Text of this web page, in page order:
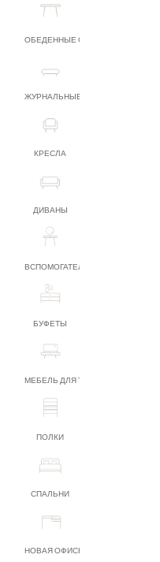
ОБЕДЕННЫЕ СТОЛЫ
ЖУРНАЛЬНЫЕ СТОЛИКИ
КРЕСЛА
ДИВАНЫ
ВСПОМОГАТЕЛЬНАЯ МЕБЕЛЬ
БУФЕТЫ
МЕБЕЛЬ ДЛЯ ТВ
ПОЛКИ
СПАЛЬНИ
НОВАЯ ОФИСНАЯ МЕБЕЛЬ